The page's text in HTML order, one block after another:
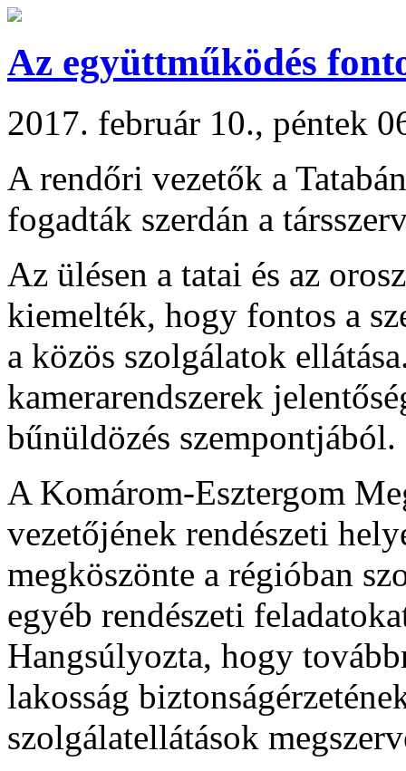
Az együttműködés
2017. február 10., péntek
A rendőri vezetők a
fogadták szerdán a
Az ülésen a tatai és az
kiemelték, hogy fontos a
a közös szolgálatok
kamerarendszerek
bűnüldözés szempontjából.
A Komárom-Esztergom
vezetőjének rendészeti
megköszönte a régióban
egyéb rendészeti
Hangsúlyozta, hogy
lakosság
szolgálatellátások